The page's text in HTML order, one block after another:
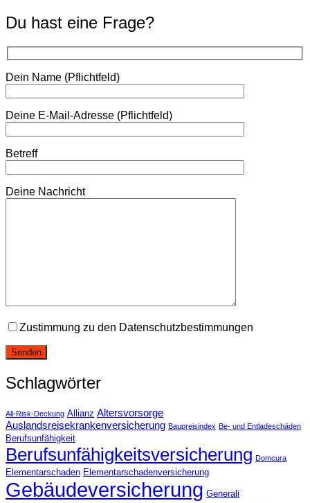
Du hast eine Frage?
Dein Name (Pflichtfeld)
Deine E-Mail-Adresse (Pflichtfeld)
Betreff
Deine Nachricht
Zustimmung zu den Datenschutzbestimmungen
Schlagwörter
All-Risk-Deckung Allianz Altersvorsorge
Auslandsreisekrankenversicherung Baupreisindex Be- und Entladeschäden
Berufsunfähigkeit
Berufsunfähigkeitsversicherung Domcura
Elementarschaden Elementarschadenversicherung
Gebäudeversicherung Generali